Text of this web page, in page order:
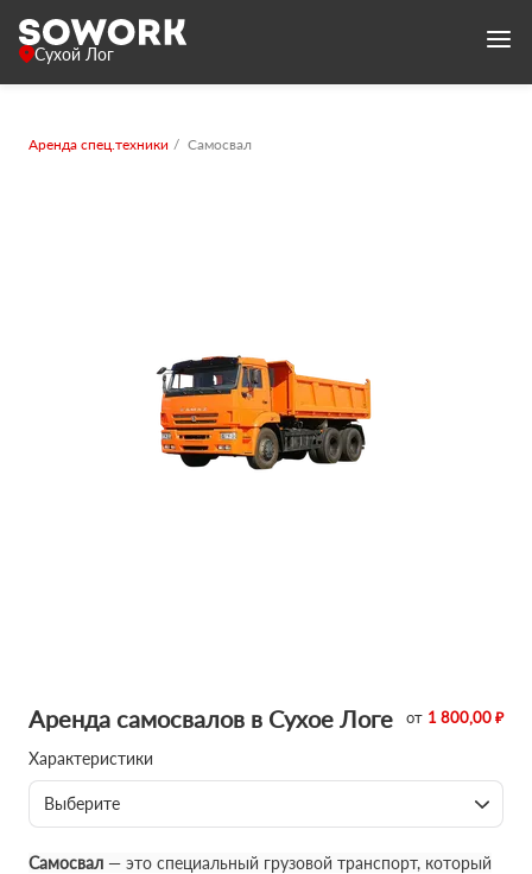
Сухой Лог
Аренда спец.техники Самосвал
Аренда самосвалов в Сухое Логе от 1 800,00 ₽
Характеристики
Выберите
Самосвал — это специальный грузовой транспорт, который